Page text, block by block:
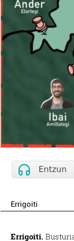
Errigoiti
Errigoiti.